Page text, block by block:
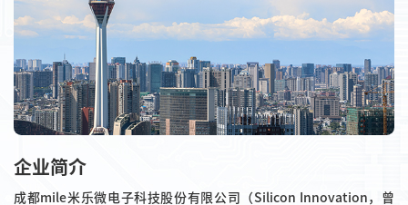
企业简介
成都mile米乐微电子科技股份有限公司（Silicon Innovation，曾